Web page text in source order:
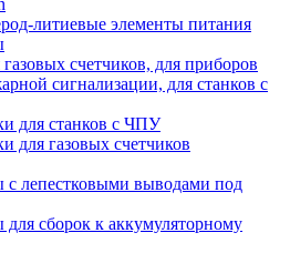
литиевые элементы питания
счетчиков, для приборов
сигнализации, для станков с
для станков с ЧПУ
для газовых счетчиков
с лепестковыми выводами под
сборок к аккумуляторному